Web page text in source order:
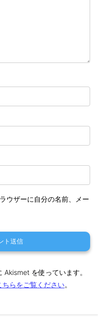
ウザーに自分の名前、メー
を使っています。
ちらをご覧ください。